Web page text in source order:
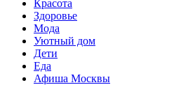
Красота
Здоровье
Мода
Уютный дом
Дети
Еда
Афиша Москвы